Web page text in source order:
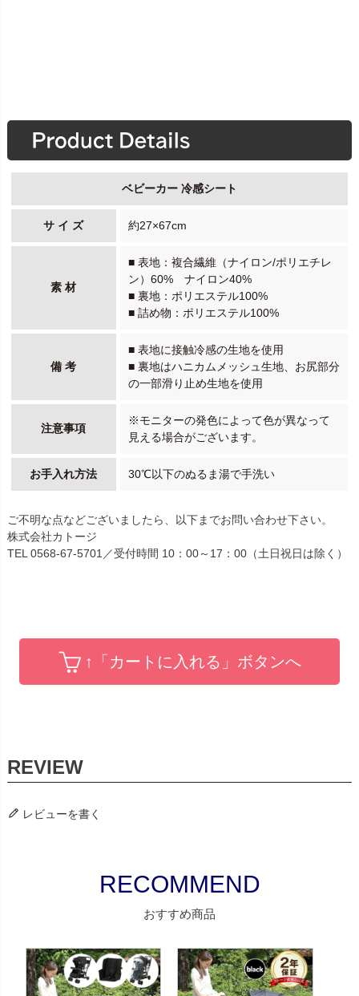
ベビーカー 冷感シート
サ イ ズ 約27×67cm
素 材
■ 表地：複合繊維（ナイロン/ポリエチレ
ン）60% ナイロン40%
■ 裏地：ポリエステル100%
■ 詰め物：ポリエステル100%
備 考
■ 表地に接触冷感の生地を使用
■ 裏地はハニカムメッシュ生地、お尻部分
の一部滑り止め生地を使用
注意事項
※モニターの発色によって色が異なって
見える場合がございます。
お手入れ方法 30℃以下のぬるま湯で手洗い
ご不明な点などございましたら、以下までお問い合わせ下さい。
株式会社カトージ
TEL 0568-67-5701／受付時間 10：00～17：00（土日祝日は除く）
↑「カートに入れる」ボタンへ
レビューを書く
おすすめ商品